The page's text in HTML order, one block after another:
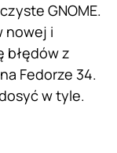
GNOME.
nowej i
błędów z
Fedorze 34.
w tyle.